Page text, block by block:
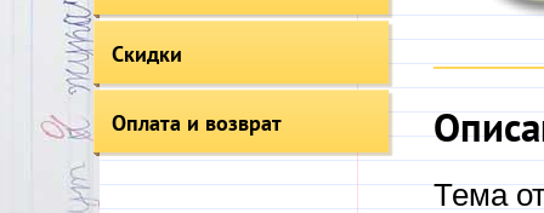
Скидки
Оплата и возврат
Тема